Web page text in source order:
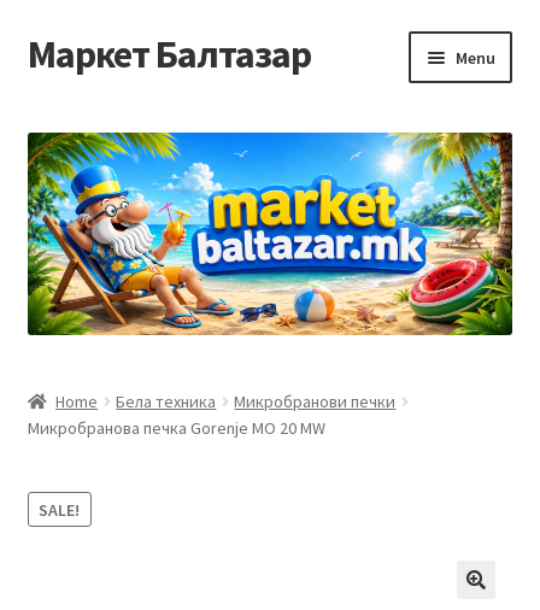
Skip
to
Skip
to
Маркет Балтазар Menu
Checkout
Homepage
Privacy Policy
Контакт
Корисничка подршка
Home Бела техника
Микробранови печки
Микробранова печка Gorenje MO 20 MW
SALE!